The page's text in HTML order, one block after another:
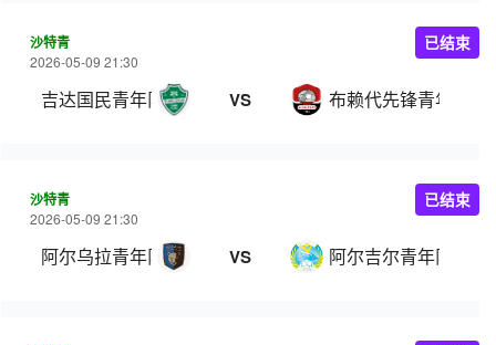
沙特青
2026-05-09 21:30
吉达国民青年队 VS 布赖代先锋青年队
已结束
沙特青
2026-05-09 21:30
阿尔乌拉青年队 VS 阿尔吉尔青年队
已结束